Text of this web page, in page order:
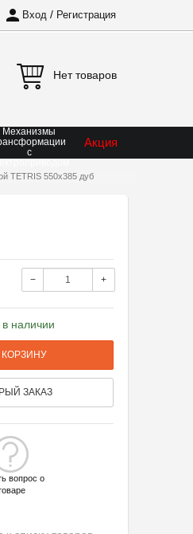
Вход / Регистрация
Нет товаров
Механизмы
с
Акция
TETRIS 550х385 дуб
− +
наличии
КОРЗИНУ
ЗАКАЗ
вопрос о